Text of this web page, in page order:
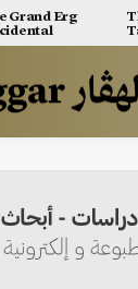
Grand Erg